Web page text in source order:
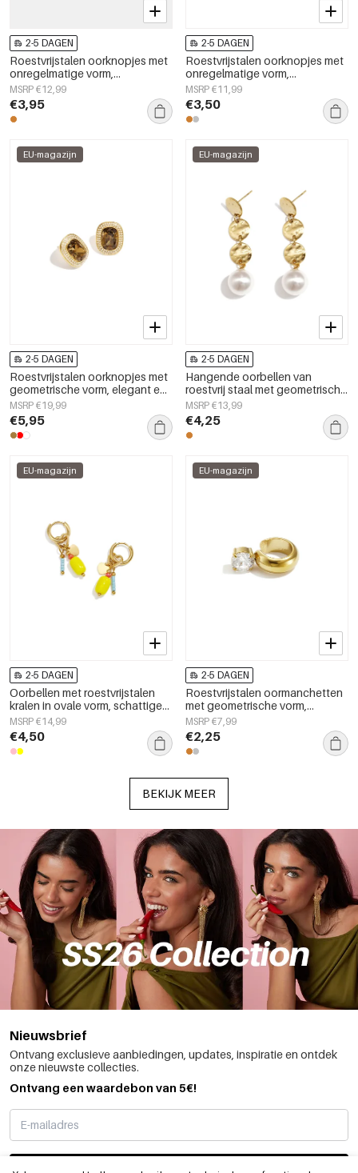
2-5 DAGEN
Roestvrijstalen oorknopjes met
onregelmatige vorm,
eenvoudige, alledaagse serie,
dames sieraden
MSRP €12,99
€3,95
2-5 DAGEN
Roestvrijstalen oorknopjes met
onregelmatige vorm,
eenvoudige, alledaagse serie,
dames sieraden
MSRP €11,99
€3,50
EU-magazijn
2-5 DAGEN
Roestvrijstalen oorknopjes met
geometrische vorm, elegant en
luxueus, voor dagelijks gebruik.
Damessieraden.
MSRP €19,99
€5,95
EU-magazijn
2-5 DAGEN
Hangende oorbellen van
roestvrij staal met geometrische
vorm, elegante en eenvoudige
collectie voor dagelijks gebruik.
Damessieraden.
MSRP €13,99
€4,25
EU-magazijn
2-5 DAGEN
Oorbellen met roestvrijstalen
kralen in ovale vorm, schattige
en eenvoudige serie voor
dagelijks gebruik,
damessieraden
MSRP €14,99
€4,50
EU-magazijn
2-5 DAGEN
Roestvrijstalen oormanchetten
met geometrische vorm,
eenvoudige, alledaagse serie,
dames sieraden
MSRP €7,99
€2,25
BEKIJK MEER
Nieuwsbrief
Ontvang exclusieve aanbiedingen, updates, inspiratie en ontdek
onze nieuwste collecties.
Ontvang een waardebon van 5€!
SCHRIJF ME IN